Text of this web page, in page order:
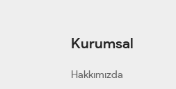
Kurumsal
Hakkımızda